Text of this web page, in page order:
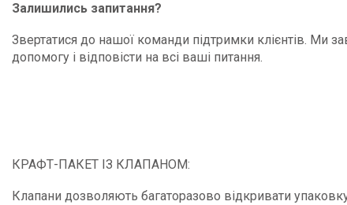
Залишились запитання?
Звертатися до нашої команди підтримки клієнтів. Ми
допомогу і відповісти на всі ваші питання.
КРАФТ-ПАКЕТ ІЗ КЛАПАНОМ:
Клапани дозволяють багаторазово відкривати